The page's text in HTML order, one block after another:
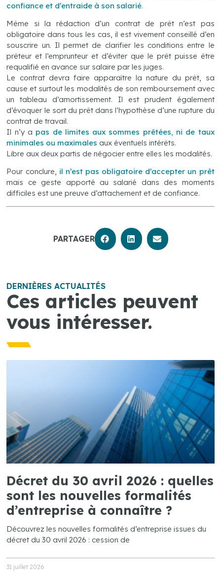
confiance et d’entraide à son salarié.
Même si la rédaction d’un contrat de prêt n’est pas
obligatoire dans tous les cas, il est vivement conseillé d’en
souscrire un. Il permet de clarifier les conditions entre le
prêteur et l’emprunteur et d’éviter que le prêt puisse être
requalifié en avance sur salaire par les juges.
Le contrat devra faire apparaître la nature du prêt, sa
cause et surtout les modalités de son remboursement avec
un tableau d’amortissement. Il est prudent également
d’évoquer le sort du prêt dans l’hypothèse d’une rupture du
contrat de travail.
Il n’y a pas de limites aux sommes prêtées, ni de taux
minimales ou maximales aux éventuels intérêts.
Libre aux deux partis de négocier entre elles les modalités.
Pour conclure, il n’est pas obligatoire d’accepter un prêt
mais ce geste apporté au salarié dans des moments
difficiles est une preuve d’attachement et de confiance.
PARTAGER
DERNIÈRES ACTUALITÉS
Ces articles peuvent
vous intéresser.
Décret du 30 avril 2026 : quelles
sont les nouvelles formalités
d’entreprise à connaître ?
Découvrez les nouvelles formalités d’entreprise issues du
décret du 30 avril 2026 : cession de
31 juillet 2026